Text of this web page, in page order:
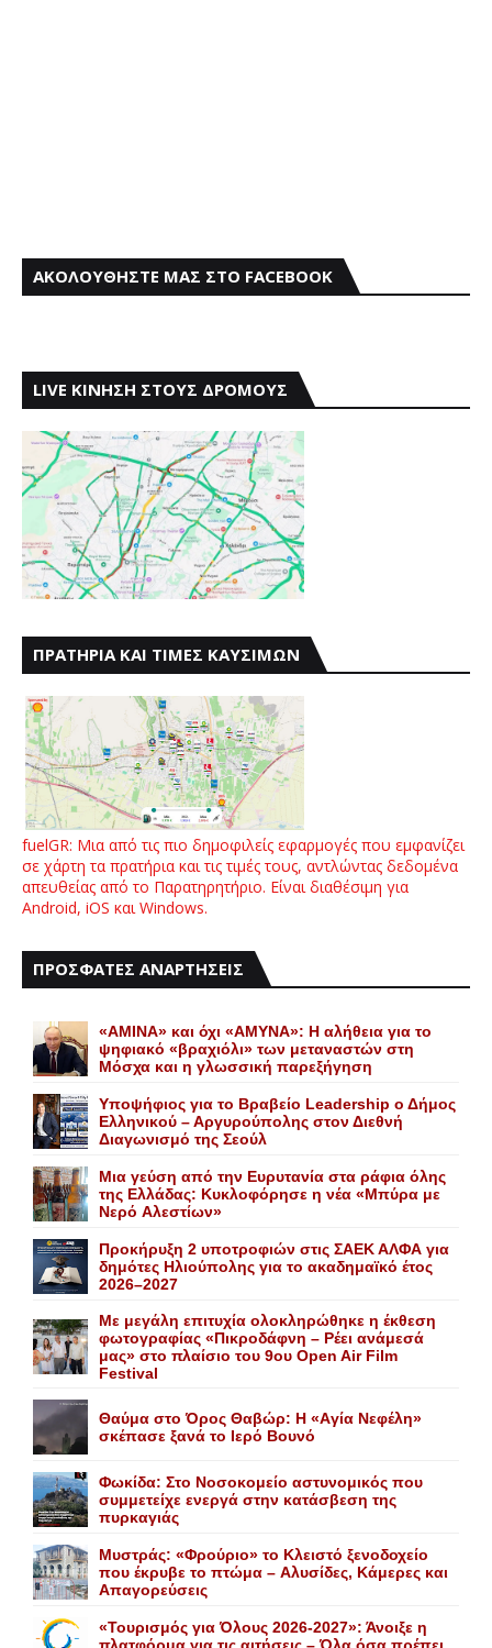
ΑΚΟΛΟΥΘΗΣΤΕ ΜΑΣ ΣΤΟ FACEBOOK
LIVE ΚΙΝΗΣΗ ΣΤΟΥΣ ΔΡΟΜΟΥΣ
ΠΡΑΤΗΡΙΑ ΚΑΙ ΤΙΜΕΣ ΚΑΥΣΙΜΩΝ
fuelGR: Μια από τις πιο δημοφιλείς εφαρμογές που εμφανίζει
σε χάρτη τα πρατήρια και τις τιμές τους, αντλώντας δεδομένα
απευθείας από το Παρατηρητήριο. Είναι διαθέσιμη για
Android, iOS και Windows.
ΠΡΟΣΦΑΤΕΣ ΑΝΑΡΤΗΣΕΙΣ
«AMINA» και όχι «ΑΜΥΝΑ»: Η αλήθεια για το
ψηφιακό «βραχιόλι» των μεταναστών στη
Μόσχα και η γλωσσική παρεξήγηση
Yποψήφιος για το Bραβείο Leadership ο Δήμος
Ελληνικού – Αργυρούπολης στον Διεθνή
Διαγωνισμό της Σεούλ
Mια γεύση από την Eυρυτανία στα ράφια όλης
της Ελλάδας: Κυκλοφόρησε η νέα «Μπύρα με
Nερό Aλεστίων»
Προκήρυξη 2 υποτροφιών στις ΣΑΕΚ ΑΛΦΑ για
δημότες Ηλιούπολης για το ακαδημαϊκό έτος
2026–2027
Με μεγάλη επιτυχία ολοκληρώθηκε η έκθεση
φωτογραφίας «Πικροδάφνη – Ρέει ανάμεσά
μας» στο πλαίσιο του 9ου Open Air Film
Festival
Θαύμα στο Όρος Θαβώρ: H «Aγία Nεφέλη»
σκέπασε ξανά το Iερό Bουνό
Φωκίδα: Στο Νοσοκομείο αστυνομικός που
συμμετείχε ενεργά στην κατάσβεση της
πυρκαγιάς
Mυστράς: «Φρούριο» το Kλειστό ξενοδοχείο
που έκρυβε το πτώμα – Aλυσίδες, Kάμερες και
Aπαγορεύσεις
«Τουρισμός για Όλους 2026-2027»: Άνοιξε η
πλατφόρμα για τις αιτήσεις – Όλα όσα πρέπει